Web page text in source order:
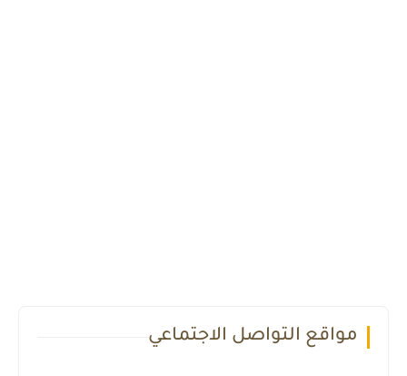
مواقع التواصل الاجتماعي